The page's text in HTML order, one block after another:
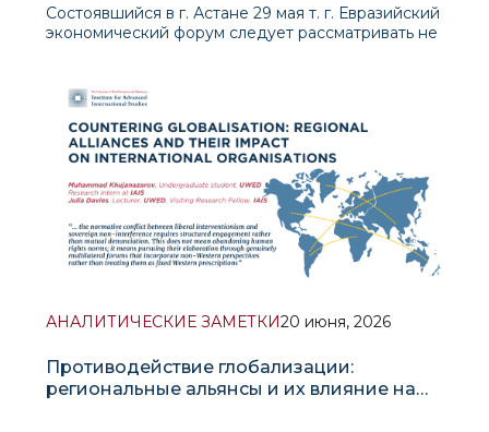
Состоявшийся в г. Астане 29 мая т. г. Евразийский
экономический форум следует рассматривать не
АНАЛИТИЧЕСКИЕ ЗАМЕТКИ20 июня, 2026
Противодействие глобализации:
региональные альянсы и их влияние на